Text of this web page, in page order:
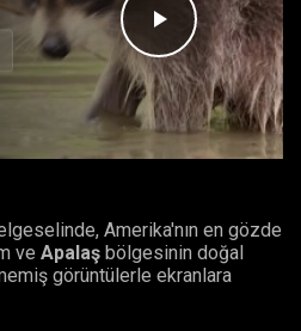
Videoyu
Oynat
Amerika'nın en gözde
ve Apalaş bölgesinin doğal
görüntülerle ekranlara